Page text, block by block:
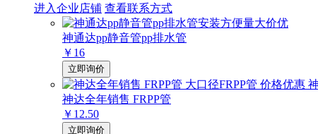
进入企业店铺 查看联系方式
神通达pp静音管pp排水管
￥16
立即询价
神达全年销售 FRPP管
￥12.50
立即询价